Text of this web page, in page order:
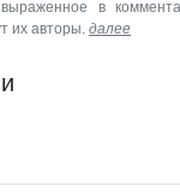
в
их авторы. далее